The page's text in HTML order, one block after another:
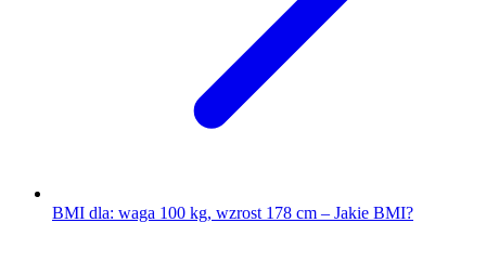
BMI dla: waga 100 kg, wzrost 178 cm – Jakie BMI?